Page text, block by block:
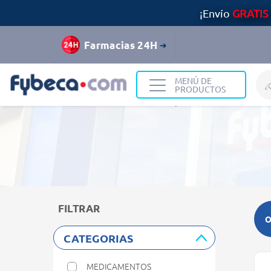
¡Envío GRATIS
Farmacias 24H
MENÚ DE
PRODUCTOS
Resultados de búsqueda
FILTRAR
CATEGORIAS
MEDICAMENTOS